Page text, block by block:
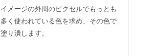
イメージの外周のピクセルでもっとも
多く使われている色を求め、その色で
塗り潰します。